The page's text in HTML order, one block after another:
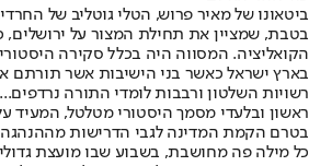
ביטאונו של מאיר פרוש, הטלי גוטליב של
בטבת, שמציין את תחילת המצור על ירושלים,
הקואליציה. המסווה היה בכלל סקירה
בארץ ישראל כאשר בני הישיבות אשר תורתם
רשויות השלטון ורבבות לומדי התורה
ראשון ובלעדי מסמך היסטורי מטלטל, המעיד
בטרם הקמת המדינה לגבי הדרישות מההנהגה
כל מילה פה מחושבת, בשבוע שבו מועצת